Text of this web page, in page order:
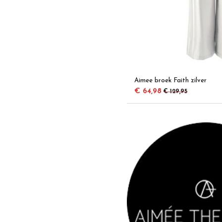
Aimee broek Faith zilver
€ 64,98 € 129,95